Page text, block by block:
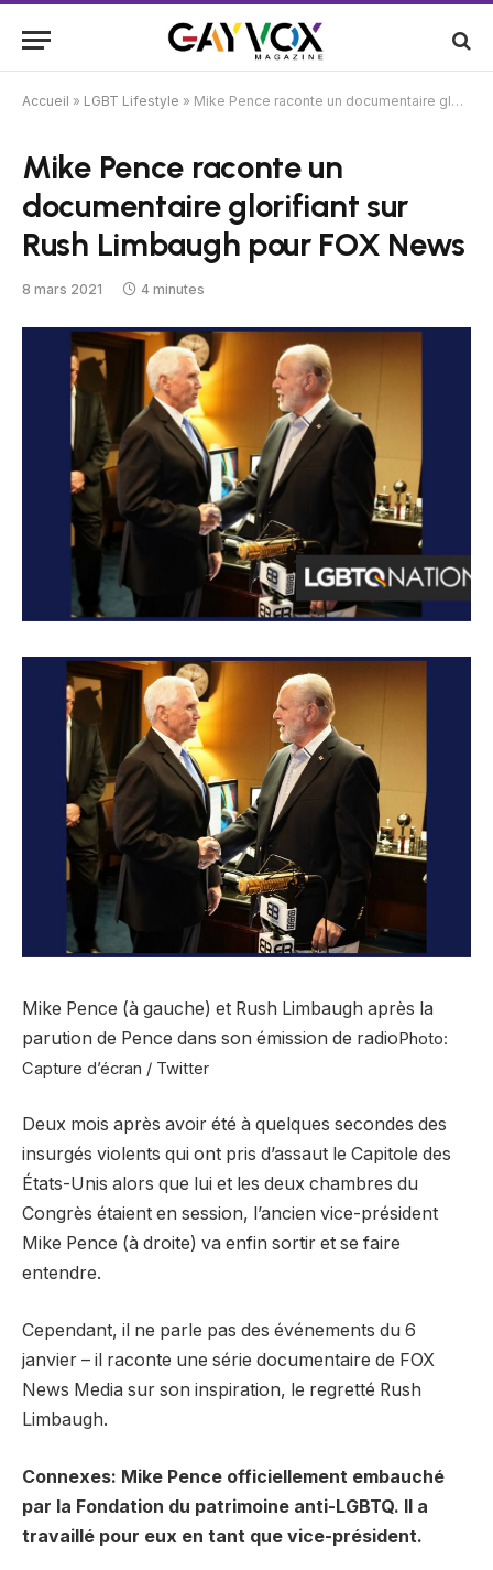
Accueil » LGBT Lifestyle » Mike Pence raconte un documentaire glorifiant sur Rush Limbaugh pour FOX News
Mike Pence raconte un
documentaire glorifiant sur
Rush Limbaugh pour FOX News
8 mars 2021 4 minutes
Mike Pence (à gauche) et Rush Limbaugh après la
parution de Pence dans son émission de radioPhoto:
Capture d’écran / Twitter
Deux mois après avoir été à quelques secondes des
insurgés violents qui ont pris d’assaut le Capitole des
États-Unis alors que lui et les deux chambres du
Congrès étaient en session, l’ancien vice-président
Mike Pence (à droite) va enfin sortir et se faire
entendre.
Cependant, il ne parle pas des événements du 6
janvier – il raconte une série documentaire de FOX
News Media sur son inspiration, le regretté Rush
Limbaugh.
Connexes: Mike Pence officiellement embauché
par la Fondation du patrimoine anti-LGBTQ. Il a
travaillé pour eux en tant que vice-président.